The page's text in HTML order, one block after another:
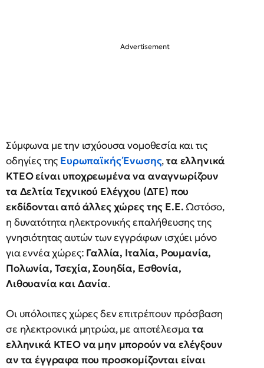
Σύμφωνα με την ισχύουσα νομοθεσία και τις
οδηγίες της Ευρωπαϊκής Ένωσης,τα ελληνικά
ΚΤΕΟ είναι υποχρεωμένα να αναγνωρίζουν
τα Δελτία Τεχνικού Ελέγχου (ΔΤΕ) που
εκδίδονται από άλλες χώρες της Ε.Ε.Ωστόσο,
η δυνατότητα ηλεκτρονικής επαλήθευσης της
γνησιότητας αυτών των εγγράφων ισχύει μόνο
για εννέα χώρες: Γαλλία, Ιταλία, Ρουμανία,
Πολωνία, Τσεχία, Σουηδία, Εσθονία,
Λιθουανία και Δανία.
Οι υπόλοιπες χώρες δεν επιτρέπουν πρόσβαση
σε ηλεκτρονικά μητρώα, με αποτέλεσματα
ελληνικά ΚΤΕΟ να μην μπορούν να ελέγξουν
αν τα έγγραφα που προσκομίζονται είναι